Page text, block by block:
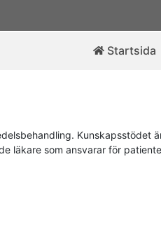
Startsida
Kunskapsstödet
läkare som ansvarar för